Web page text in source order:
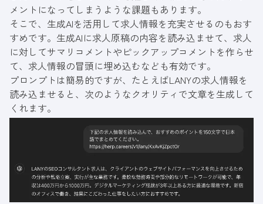
メントになってしまうような課題もあります。
そこで、生成AIを活用して求人情報を充実させるのもおす
すめです。生成AIに求人原稿の内容を読み込ませて、求人
に対してサマリコメントやピックアップコメントを作らせ
て、求人情報の冒頭に埋め込むなども有効です。
プロンプトは簡易的ですが、たとえばLANYの求人情報を
読み込ませると、次のようなクオリティで文章を生成して
くれます。